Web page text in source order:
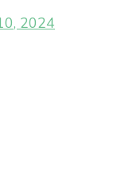
2024